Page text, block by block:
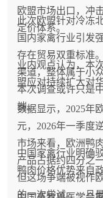
欧盟市场出口，冲
定价体系。
此次欧盟针对冷冻
国内家禽行业引发
存在贸易双重标准
渠道，整体属于小
本次调查或许只是
端。
业内观点认为，本
盟应对持续扩大对
数据显示，2025年
元，2026年一季度
市场来看，欧洲鸭
产品占据约四分之
但这场争端被视作
的一次尝试。一旦
中国家禽行业明确
鸭肉价格优势来自